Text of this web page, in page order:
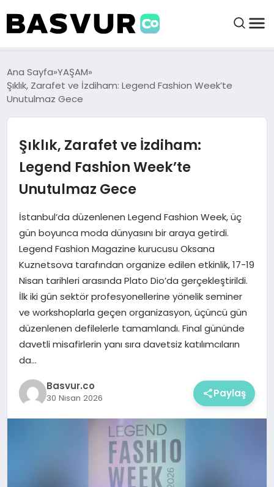
BAŞVURULAR
BAYILIKLER
HABERLER
İŞ FIKIRLERI
KRIPTO HABER
Ana Sayfa YAŞAM
Şıklık, Zarafet ve İzdiham: Legend Fashion Week’te
Unutulmaz Gece
Şıklık, Zarafet ve İzdiham:
Legend Fashion Week’te
Unutulmaz Gece
İstanbul’da düzenlenen Legend Fashion Week, üç
gün boyunca moda dünyasını bir araya getirdi.
Legend Fashion Magazine kurucusu Oksana
Kuznetsova tarafından organize edilen etkinlik, 17-19
Nisan tarihleri arasında Plato Dio’da gerçekleştirildi.
İlk iki gün sektör profesyonellerine yönelik seminer
ve workshoplarla geçen organizasyon, üçüncü gün
düzenlenen defilelerle tamamlandı. Final gününde
davetli misafirlerin yanı sıra davetsiz katılımcıların
da…
Basvur.co
30 Nisan 2026 Paylaş